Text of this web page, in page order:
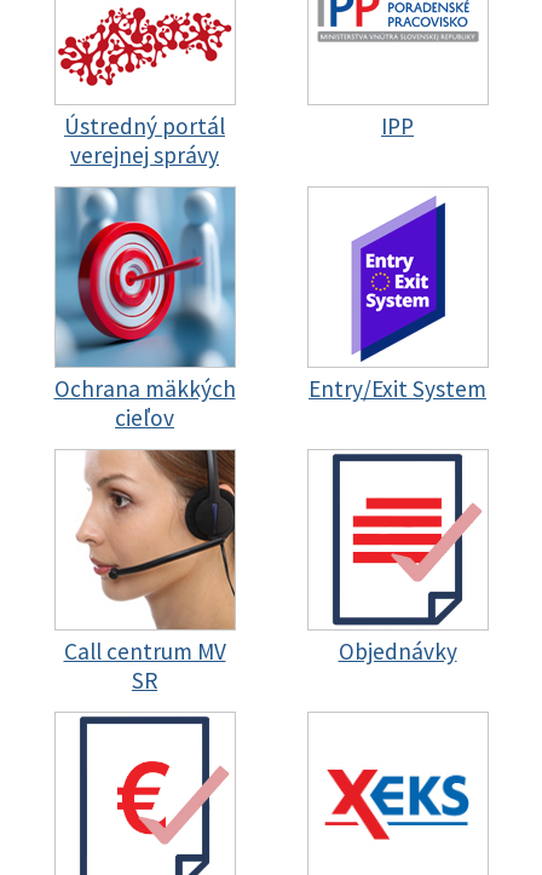
Ústredný portál
verejnej správy
IPP
Ochrana mäkkých
cieľov
Entry/Exit System
Call centrum MV
SR
Objednávky